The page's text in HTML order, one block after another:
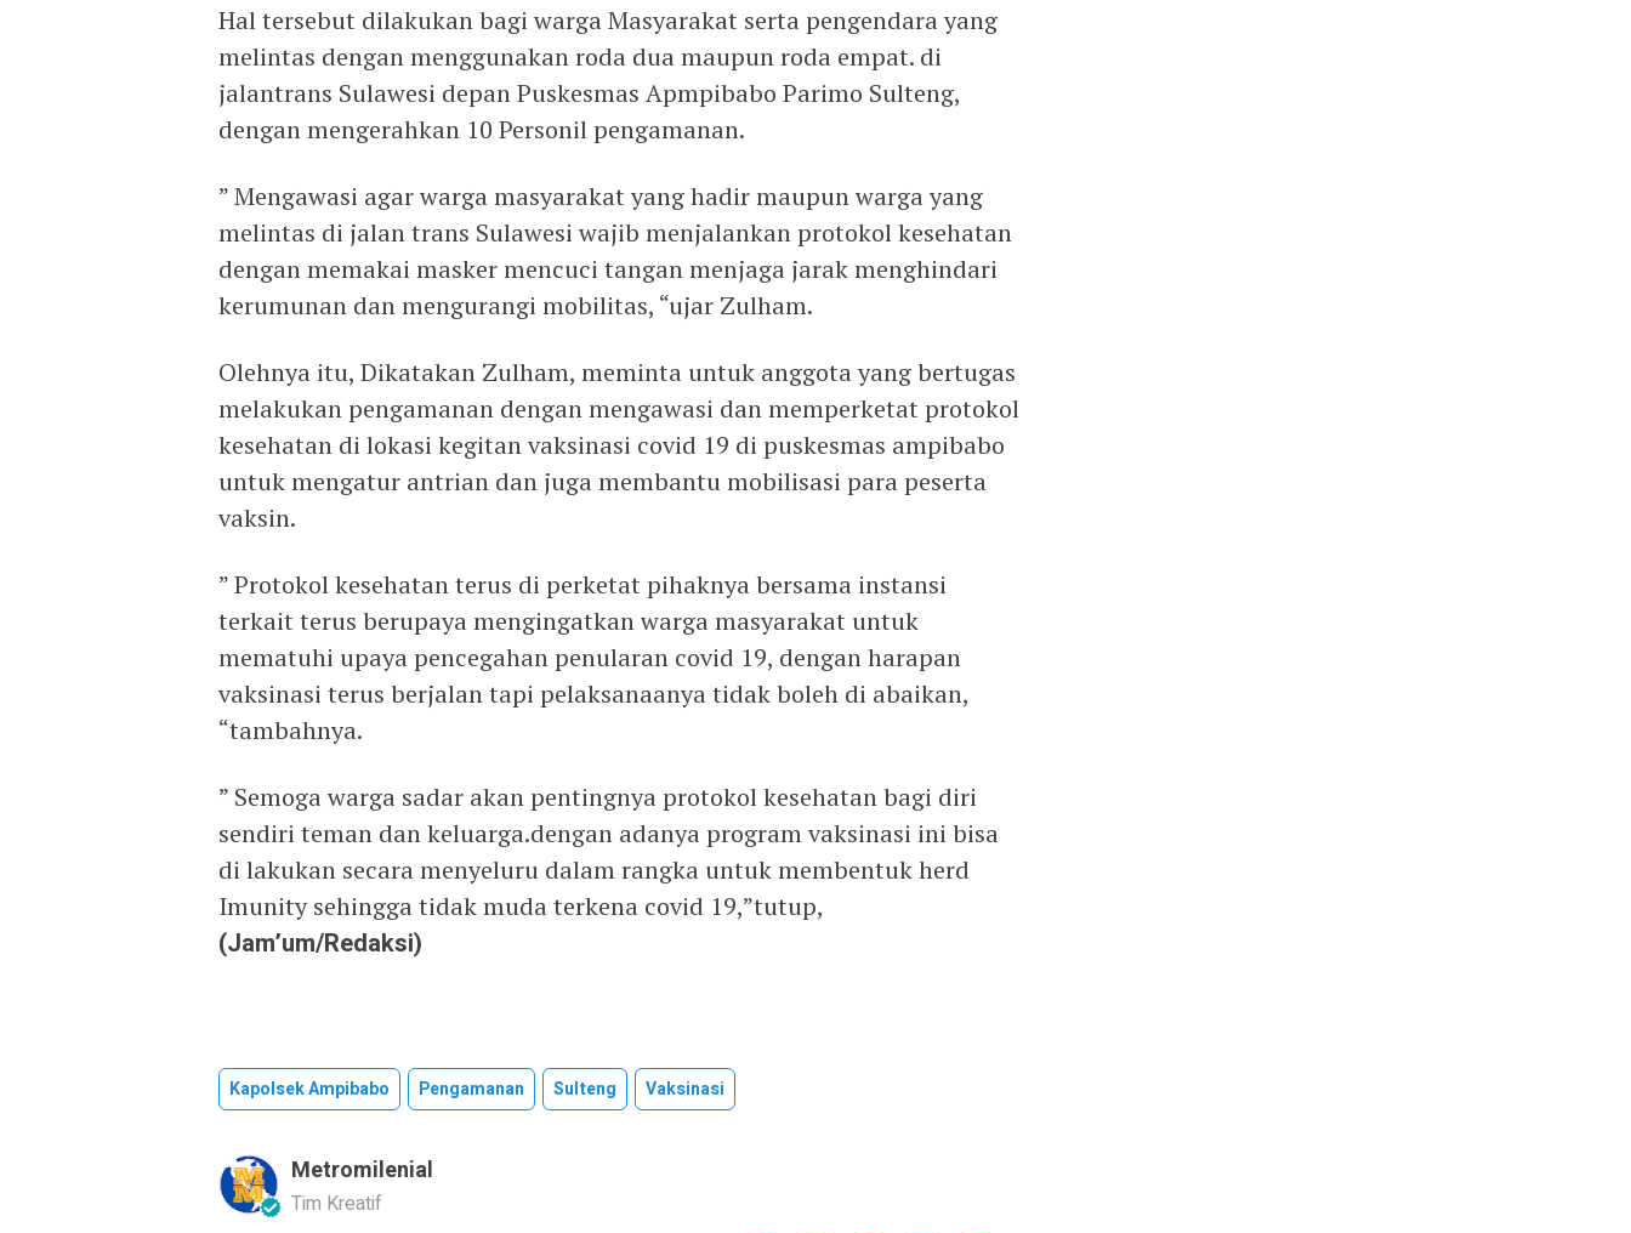
Hal tersebut dilakukan bagi warga Masyarakat serta pengendara yang
melintas dengan menggunakan roda dua maupun roda empat. di
jalantrans Sulawesi depan Puskesmas Apmpibabo Parimo Sulteng,
dengan mengerahkan 10 Personil pengamanan.
” Mengawasi agar warga masyarakat yang hadir maupun warga yang
melintas di jalan trans Sulawesi wajib menjalankan protokol kesehatan
dengan memakai masker mencuci tangan menjaga jarak menghindari
kerumunan dan mengurangi mobilitas, “ujar Zulham.
Olehnya itu, Dikatakan Zulham, meminta untuk anggota yang bertugas
melakukan pengamanan dengan mengawasi dan memperketat protokol
kesehatan di lokasi kegitan vaksinasi covid 19 di puskesmas ampibabo
untuk mengatur antrian dan juga membantu mobilisasi para peserta
vaksin.
” Protokol kesehatan terus di perketat pihaknya bersama instansi
terkait terus berupaya mengingatkan warga masyarakat untuk
mematuhi upaya pencegahan penularan covid 19, dengan harapan
vaksinasi terus berjalan tapi pelaksanaanya tidak boleh di abaikan,
“tambahnya.
” Semoga warga sadar akan pentingnya protokol kesehatan bagi diri
sendiri teman dan keluarga.dengan adanya program vaksinasi ini bisa
di lakukan secara menyeluru dalam rangka untuk membentuk herd
Imunity sehingga tidak muda terkena covid 19,”tutup,
(Jam’um/Redaksi)
Kapolsek Ampibabo Pengamanan Sulteng Vaksinasi
Metromilenial
Tim Kreatif